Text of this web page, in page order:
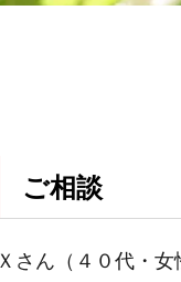
ご相談
Ｘさん（４０代・